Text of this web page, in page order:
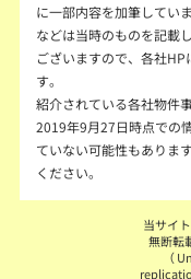
に一部内容を加筆してい
などは当時のものを記載
ございますので、各社
す。
紹介されている各社物件
2019年9月27日時点での
ていない可能性もありま
ください。
当サイ
無断転
（